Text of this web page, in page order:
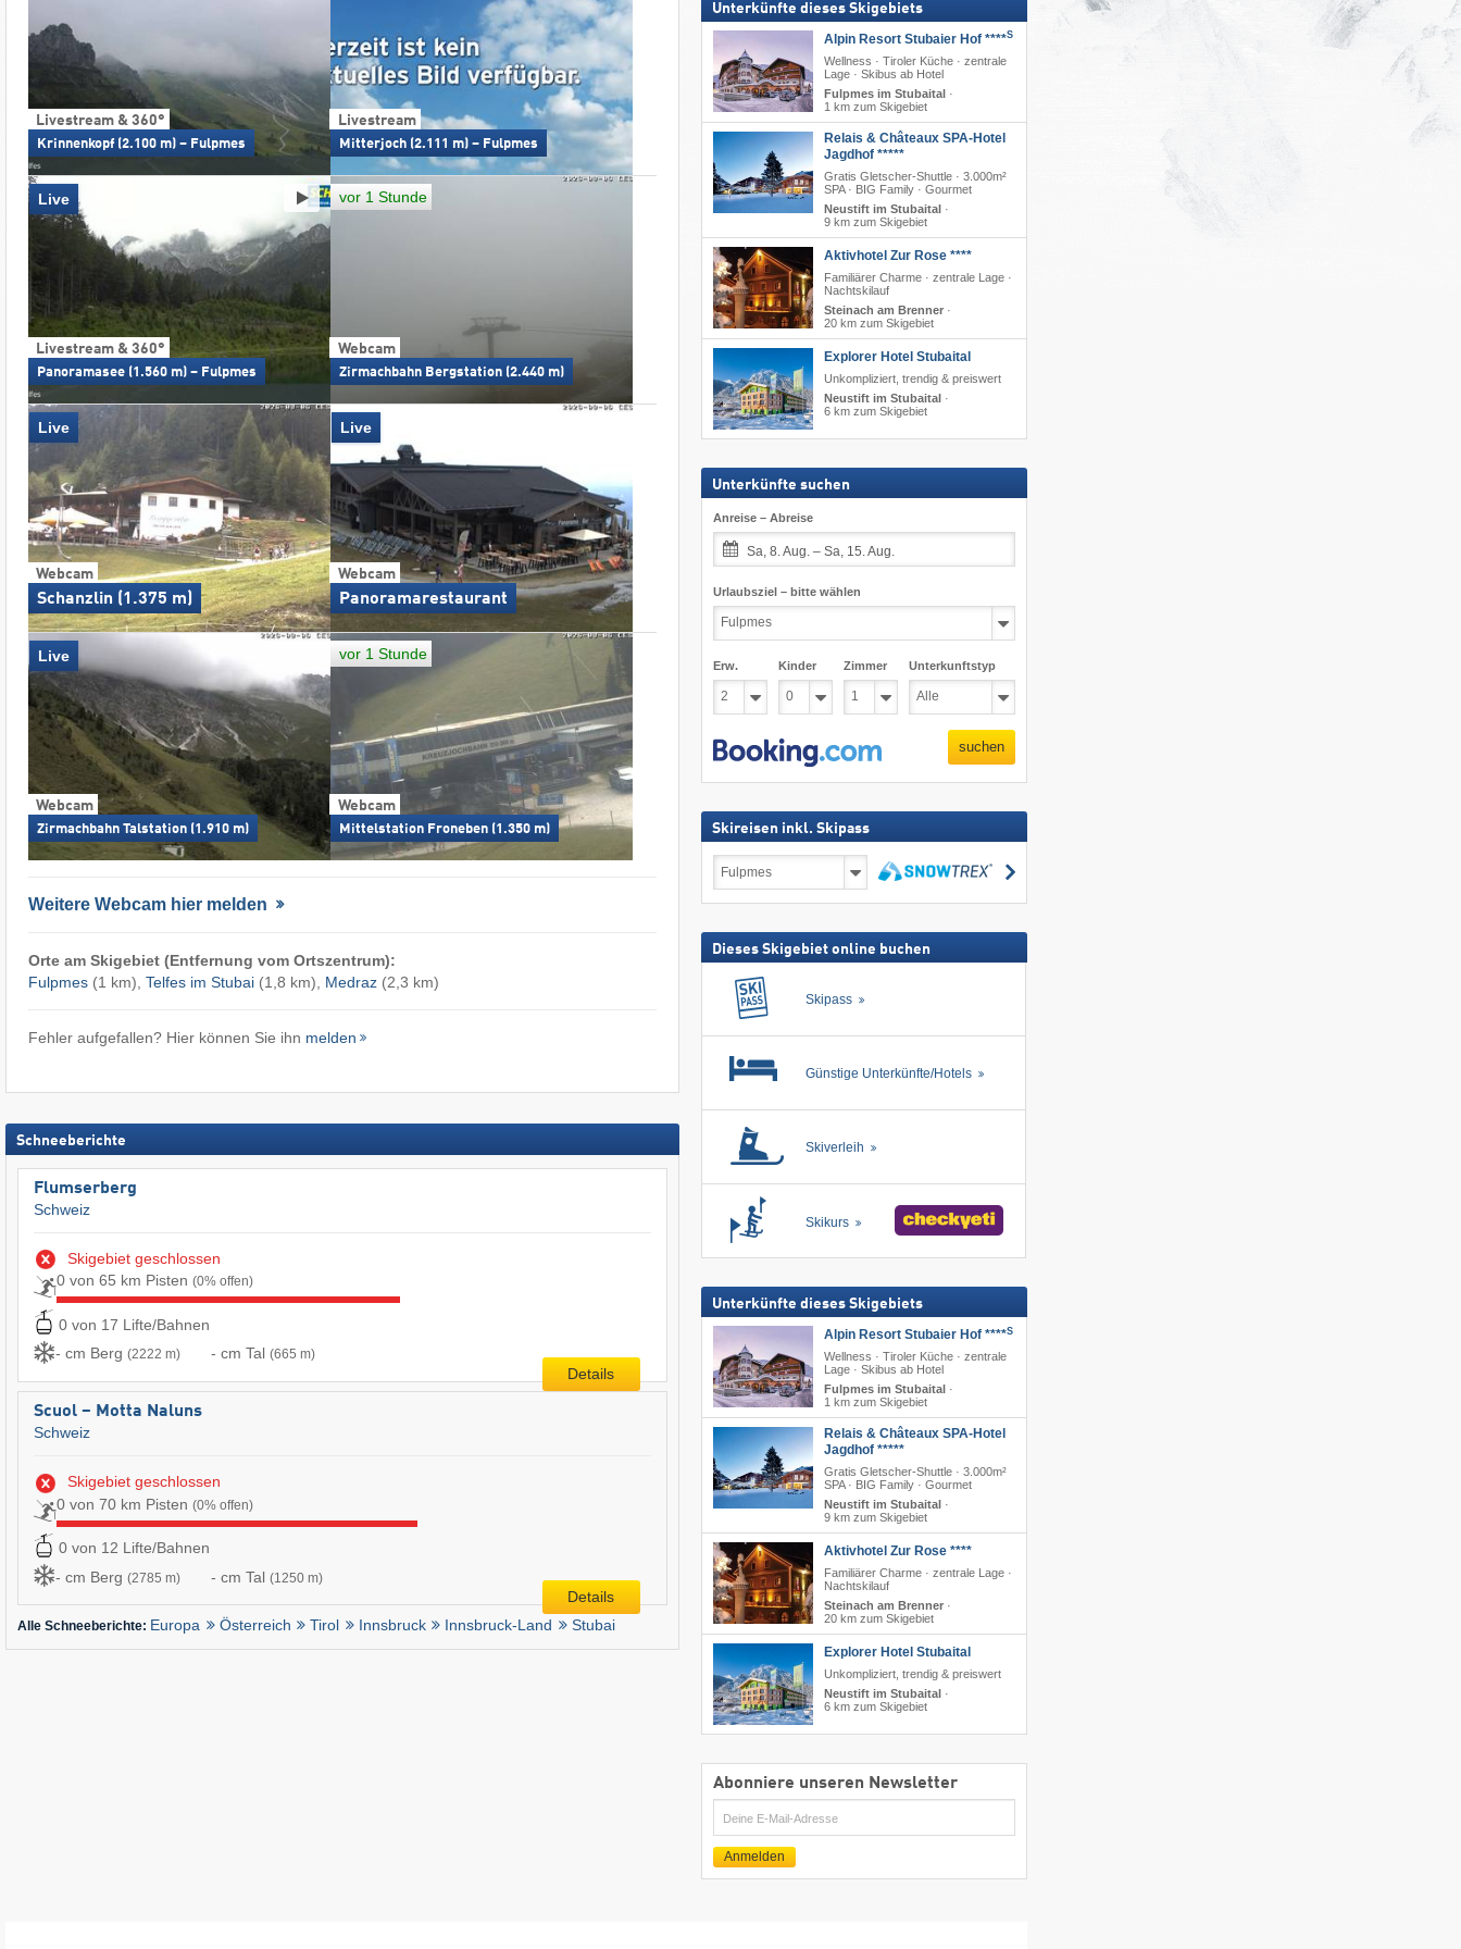
Livestream & 360°
Krinnenkopf (2.100 m) – Fulpmes
Livestream
Mitterjoch (2.111 m) – Fulpmes
Livestream & 360°
Panoramasee (1.560 m) – Fulpmes
Live
Webcam
Zirmachbahn Bergstation (2.440 m)
vor 1 Stunde
Webcam
Schanzlin (1.375 m)
Live
Webcam
Panoramarestaurant
Live
Webcam
Zirmachbahn Talstation (1.910 m)
Live
Webcam
Mittelstation Froneben (1.350 m)
vor 1 Stunde
Weitere Webcam hier melden
Orte am Skigebiet (Entfernung vom Ortszentrum):
Fulpmes(1 km), Telfes im Stubai(1,8 km), Medraz(2,3 km)
Fehler aufgefallen? Hier können Sie ihn melden
Schneeberichte
Flumserberg
Schweiz
Skigebiet geschlossen
0 von 65 km Pisten (0% offen)
0 von 17 Lifte/Bahnen
- cm Berg (2222 m) - cm Tal (665 m)
Details
Scuol – Motta Naluns
Schweiz
Skigebiet geschlossen
0 von 70 km Pisten (0% offen)
0 von 12 Lifte/Bahnen
- cm Berg (2785 m) - cm Tal (1250 m)
Details
Alle Schneeberichte: Europa Österreich Tirol Innsbruck Innsbruck-Land Stubai
Unterkünfte dieses Skigebiets
Alpin Resort Stubaier Hof ****S
Wellness · Tiroler Küche · zentrale
Lage · Skibus ab Hotel
Fulpmes im Stubaital·
1 km zum Skigebiet
Relais & Châteaux SPA-Hotel
Jagdhof *****
Gratis Gletscher-Shuttle · 3.000m²
SPA · BIG Family · Gourmet
Neustift im Stubaital·
9 km zum Skigebiet
Aktivhotel Zur Rose ****
Familiärer Charme · zentrale Lage ·
Nachtskilauf
Steinach am Brenner·
20 km zum Skigebiet
Explorer Hotel Stubaital
Unkompliziert, trendig & preiswert
Neustift im Stubaital·
6 km zum Skigebiet
Unterkünfte suchen
Anreise – Abreise
Sa, 8. Aug. – Sa, 15. Aug.
Urlaubsziel – bitte wählen
Erw. Kinder Zimmer Unterkunftstyp
suchen
Skireisen inkl. Skipass
inkl.
suchen
Dieses Skigebiet online buchen
Skipass
Günstige Unterkünfte/Hotels
Skiverleih
Skikurs
Unterkünfte dieses Skigebiets
Alpin Resort Stubaier Hof ****S
Wellness · Tiroler Küche · zentrale
Lage · Skibus ab Hotel
Fulpmes im Stubaital ·
1 km zum Skigebiet
Relais & Châteaux SPA-Hotel
Jagdhof *****
Gratis Gletscher-Shuttle · 3.000m²
SPA · BIG Family · Gourmet
Neustift im Stubaital ·
9 km zum Skigebiet
Aktivhotel Zur Rose ****
Familiärer Charme · zentrale Lage ·
Nachtskilauf
Steinach am Brenner·
20 km zum Skigebiet
Explorer Hotel Stubaital
Unkompliziert, trendig & preiswert
Neustift im Stubaital ·
6 km zum Skigebiet
Abonniere unseren Newsletter
E-
Mail
Anmelden